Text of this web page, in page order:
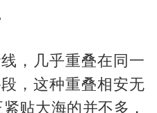
，几乎重叠在同一
，这种重叠相安无
贴大海的并不多，